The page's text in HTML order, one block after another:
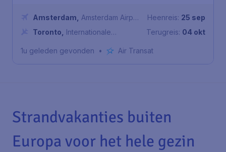
Amsterdam
Amsterdam Airport
Schiphol
Toronto
Internationale
Heenreis: 25 sep
Terugreis: 04 okt
1u geleden gevonden • Air Transat
Strandvakanties buiten
Europa voor het hele gezin